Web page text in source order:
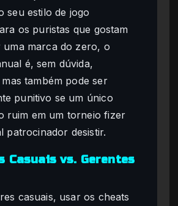
seu estilo de jogo
os puristas que gostam
marca do zero, o
é, sem dúvida,
também pode ser
punitivo se um único
ruim em um torneio fizer
patrocinador desistir.
Casuais vs. Gerentes
casuais, usar os cheats